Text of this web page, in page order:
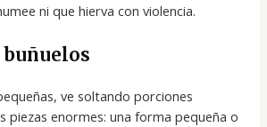
ni que hierva con violencia.
buñuelos
ve soltando porciones
piezas enormes: una forma pequeña o